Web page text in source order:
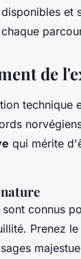
et
de
technique
qui mérite
connus
Prenez